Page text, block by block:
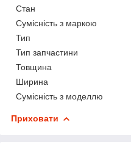
Стан
Сумісність з маркою
Тип
Тип запчастини
Товщина
Ширина
Сумісність з моделлю
Приховати